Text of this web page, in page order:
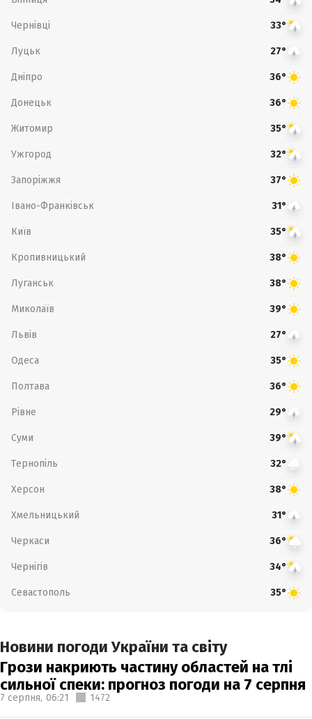
Чернівці 33°
Луцьк 27°
Дніпро 36°
Донецьк 36°
Житомир 35°
Ужгород 32°
Запоріжжя 37°
Івано-Франківськ 31°
Київ 35°
Кропивницький 38°
Луганськ 38°
Миколаїв 39°
Львів 27°
Одеса 35°
Полтава 36°
Рівне 29°
Суми 39°
Тернопіль 32°
Херсон 38°
Хмельницький 31°
Черкаси 36°
Чернігів 34°
Севастополь 35°
Новини погоди України та світу
Грози накриють частину областей на тлі
сильної спеки: прогноз погоди на 7 серпня
7 серпня, 06:21 1472